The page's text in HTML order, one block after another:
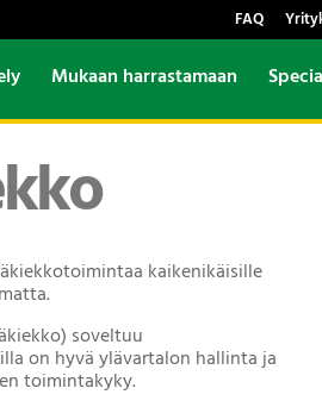
FAQ
Mukaan harrastamaan
kaikenikäisille
soveltuu
on hyvä ylävartalon hallinta ja
toimintakyky.